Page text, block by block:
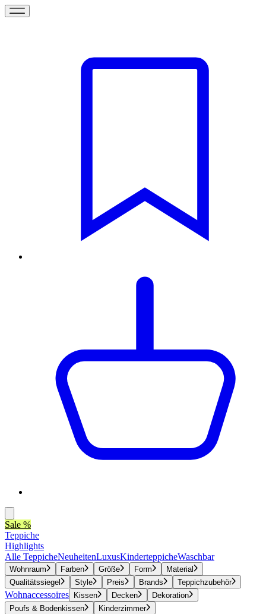
Sale %
Teppiche
Highlights
Alle TeppicheNeuheitenLuxusKinderteppicheWaschbar
Wohnraum Farben Größe Form
Material
Qualitätssiegel
Style Preis Brands Teppichzubehör
Wohnaccessoires Kissen Decken
Dekoration
Poufs & Bodenkissen
Kinderzimmer